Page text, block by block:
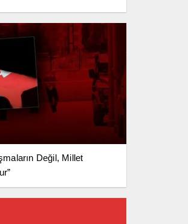
Değil, Millet